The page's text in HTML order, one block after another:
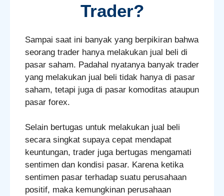
Trader?
Sampai saat ini banyak yang berpikiran bahwa
seorang trader hanya melakukan jual beli di
pasar saham. Padahal nyatanya banyak trader
yang melakukan jual beli tidak hanya di pasar
saham, tetapi juga di pasar komoditas ataupun
pasar forex.
Selain bertugas untuk melakukan jual beli
secara singkat supaya cepat mendapat
keuntungan, trader juga bertugas mengamati
sentimen dan kondisi pasar. Karena ketika
sentimen pasar terhadap suatu perusahaan
positif, maka kemungkinan perusahaan